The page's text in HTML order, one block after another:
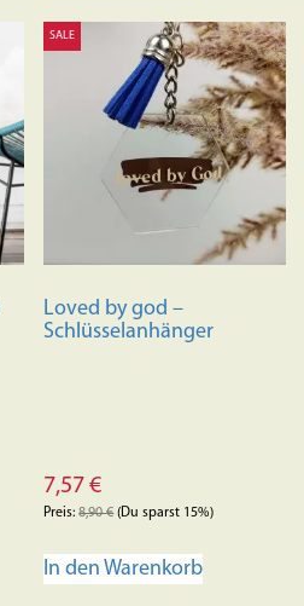
SALE
Loved by god –
Schlüsselanhänger
7,57€
Preis:8,90€(Du sparst 15%)
In den Warenkorb